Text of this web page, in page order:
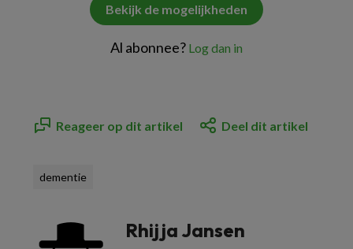
Bekijk de mogelijkheden
Al abonnee? Log dan in
Reageer op dit artikel Deel dit artikel
dementie
Rhijja Jansen